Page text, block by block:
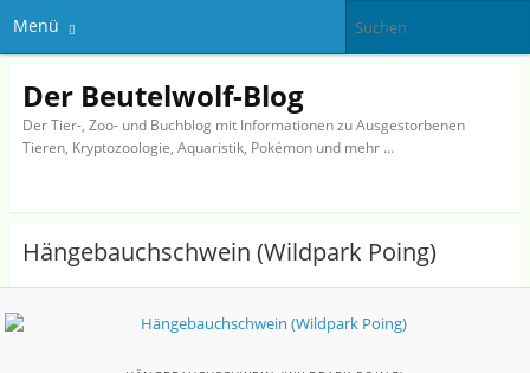
Menü
Der Beutelwolf-Blog
Der Tier-, Zoo- und Buchblog mit Informationen zu Ausgestorbenen
Tieren, Kryptozoologie, Aquaristik, Pokémon und mehr …
Hängebauchschwein (Wildpark Poing)